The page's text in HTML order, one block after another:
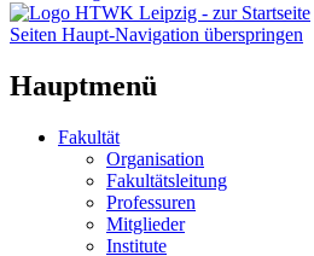
Seiten Haupt-Navigation überspringen
Hauptmenü
Fakultät
Organisation
Fakultätsleitung
Professuren
Mitglieder
Institute